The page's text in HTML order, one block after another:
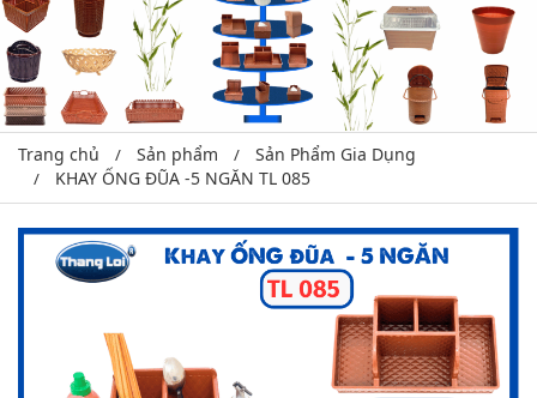
Trang chủ Sản phẩm
Sản Phẩm Gia Dụng
KHAY ỐNG ĐŨA -5 NGĂN TL 085